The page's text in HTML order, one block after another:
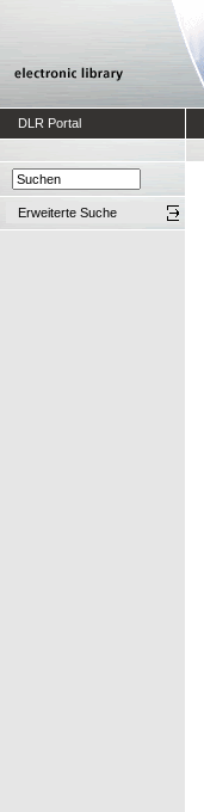
DLR Portal
Erweiterte Suche